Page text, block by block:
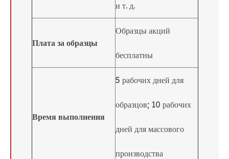
и т. д.
Плата за образцы
Образцы акций
бесплатны
Время выполнения
5 рабочих дней для
образцов; 10 рабочих
дней для массового
производства